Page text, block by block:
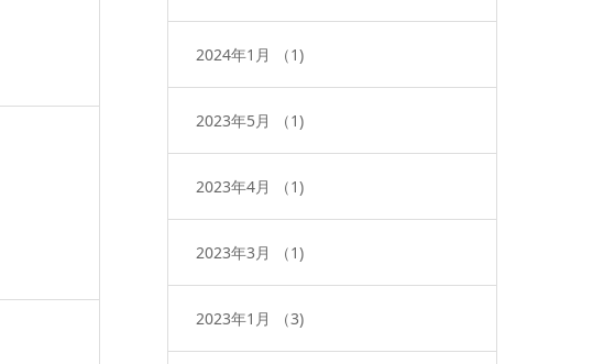
2024年1月 （1)
2023年5月 （1)
2023年4月 （1)
2023年3月 （1)
2023年1月 （3)